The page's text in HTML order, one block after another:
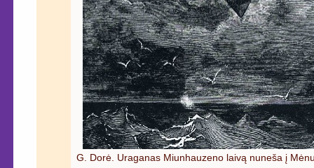
G. Dorė. Uraganas Miunhauzeno laivą nuneša į